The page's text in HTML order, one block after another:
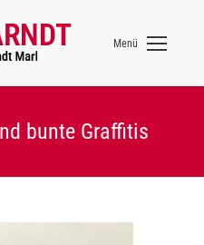
Menü
bunte Graffitis